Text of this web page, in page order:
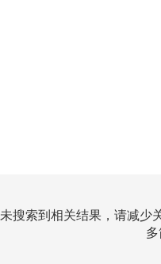
未搜索到相关结果，请减少